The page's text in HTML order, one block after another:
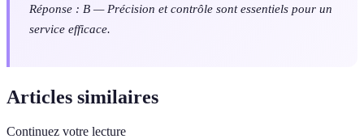
Réponse : B — Précision et contrôle sont essentiels pour un
service efficace.
Articles similaires
Continuez votre lecture